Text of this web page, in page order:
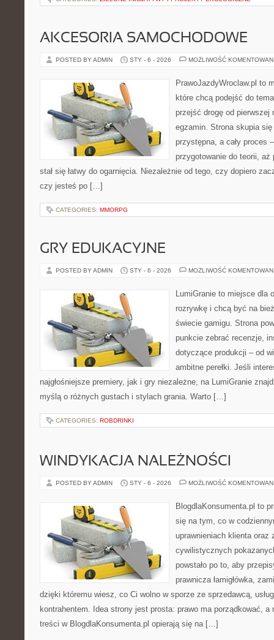
AKCESORIA SAMOCHODOWE
POSTED BY ADMIN STY - 6 - 2026 MOŻLIWOŚĆ
PrawoJazdyWroclaw.pl to
które chcą podejść do
przejść drogę od
egzamin. Strona skupia
przystępna, a cały proces
przygotowanie do teorii,
stał się łatwy do ogarnięcia. Niezależnie od tego, czy dopiero
czy jesteś po […]
CATEGORIES: MMORPG
GRY EDUKACYJNE
POSTED BY ADMIN STY - 6 - 2026 MOŻLIWOŚĆ
LumiGranie to miejsce dla
rozrywkę i chcą być na
świecie gamigu. Strona
punkcie zebrać recenzje,
dotyczące produkcji – od
ambitne perełki. Jeśli
najgłośniejsze premiery, jak i gry niezależne, na LumiGranie
myślą o różnych gustach i stylach grania. Warto […]
CATEGORIES: ROBDRINKI
WINDYKACJA NALEŻNOŚCI
POSTED BY ADMIN STY - 6 - 2026 MOŻLIWOŚĆ
BlogdlaKonsumenta.pl to
się na tym, co w
uprawnieniach klienta oraz
cywilistycznych
powstało po to, aby
prawnicza łamigłówka,
dzięki któremu wiesz, co Ci wolno w sporze ze sprzedawcą,
kontrahentem. Idea strony jest prosta: prawo ma porządkować, a
treści w BlogdlaKonsumenta.pl opierają się na […]